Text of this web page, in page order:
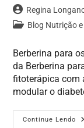
Regina
Blog Nutrição
Berberina para
da Berberina
fitoterápica com
modular o
Continue Lendo